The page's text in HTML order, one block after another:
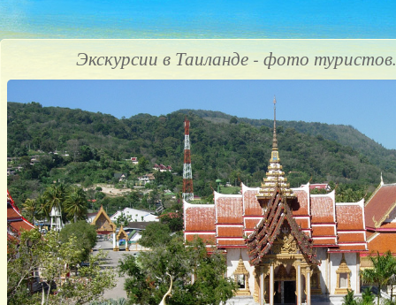
Экскурсии в Таиланде - фото